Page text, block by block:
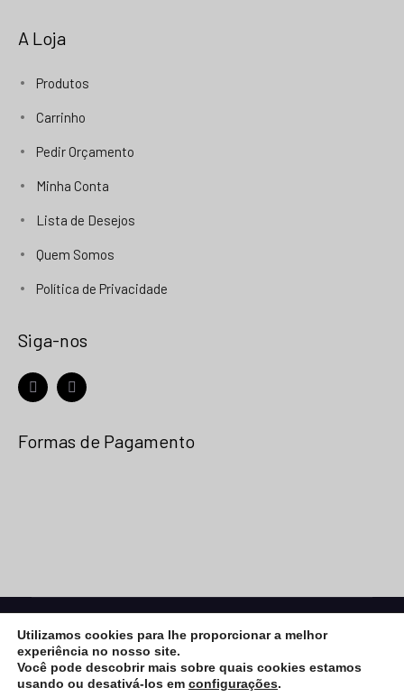
A Loja
Produtos
Carrinho
Pedir Orçamento
Minha Conta
Lista de Desejos
Quem Somos
Política de Privacidade
Siga-nos
Formas de Pagamento
© 2026Net Placa- Todos os Direitos Reservados |
Desenvolvimento:Vega Web
eCommerce Gem byProDesigns
Utilizamos cookies para lhe proporcionar a melhor
experiência no nosso site.
Você pode descobrir mais sobre quais cookies estamos
usando ou desativá-los em configurações.